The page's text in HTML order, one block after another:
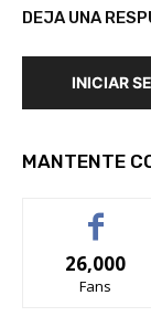
DEJA UNA
INICIAR
MANTENTE
26,000
Fans